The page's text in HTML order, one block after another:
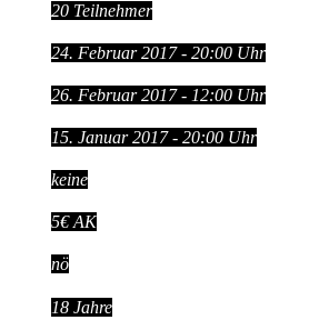
20 Teilnehmer
24. Februar 2017 - 20:00 Uhr
26. Februar 2017 - 12:00 Uhr
15. Januar 2017 - 20:00 Uhr
keine
5€ AK
nö
18 Jahre